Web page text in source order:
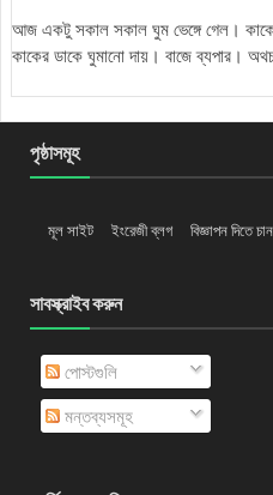
আজ একটু সকাল সকাল ঘুম ভেঙ্গে গেল।
কাকের ডাকে ঘুমানো দায়। বাজে ব্যপার।
পৃষ্ঠাসমূহ
মূল সাইট ইংরেজী ব্লগ বিজ্ঞাপন দিতে
সাবস্ক্রাইব করুন
পোস্টগুলি
মন্তব্যসমূহ